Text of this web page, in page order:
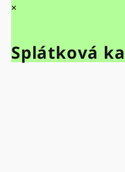
×
Splátková